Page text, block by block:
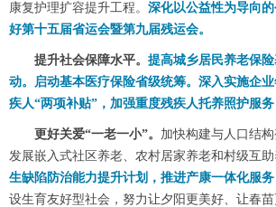
康复护理扩容提升工程。 深化以公益性为导向
好第十五届省运会暨第九届残运会。
提升社会保障水平。 提高城乡居民养老保
动。启动基本医疗保险省级统筹。深入实施企
疾人“两项补贴”，加强重度残疾人托养照护服
更好关爱“一老一小”。 加快构建与人口结
发展嵌入式社区养老、农村居家养老和村级互
生缺陷防治能力提升计划，推进产康一体化服
设生育友好型社会，努力让夕阳更美好、让春苗